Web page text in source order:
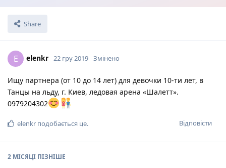
Share
E elenkr 22 гру 2019 Змінено
Ищу партнера (от 10 до 14 лет) для девочки 10-ти лет, в
Танцы на льду, г. Киев, ледовая арена «Шалетт».
0979204302
Відповісти
elenkr подобається це.
2 МІСЯЦІ ПІЗНІШЕ